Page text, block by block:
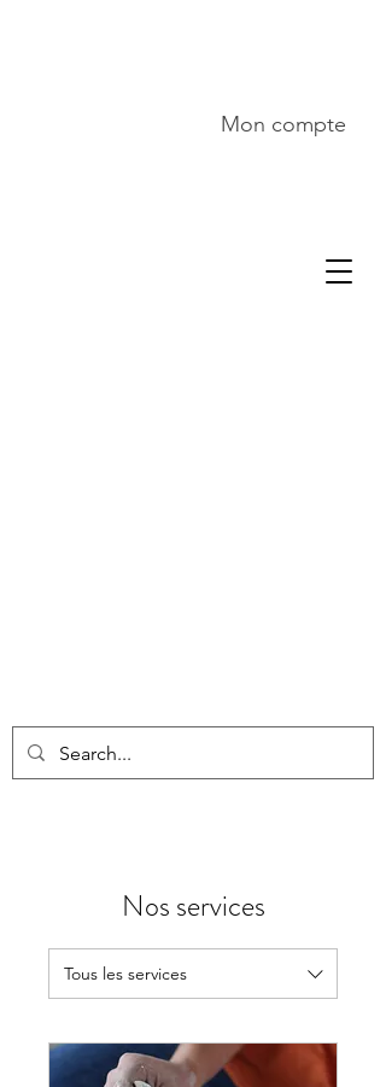
Mon compte
Nos services
Tous les services